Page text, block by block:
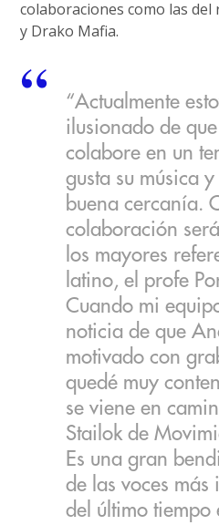
colaboraciones como las
y Drako Mafia.
“Actualmente
ilusionado de
colabore en un
gusta su música
buena cercanía.
colaboración
los mayores
latino, el profe
Cuando mi
noticia de que
motivado con
quedé muy
se viene en
Stailok de
Es una gran
de las voces más
del último tiempo